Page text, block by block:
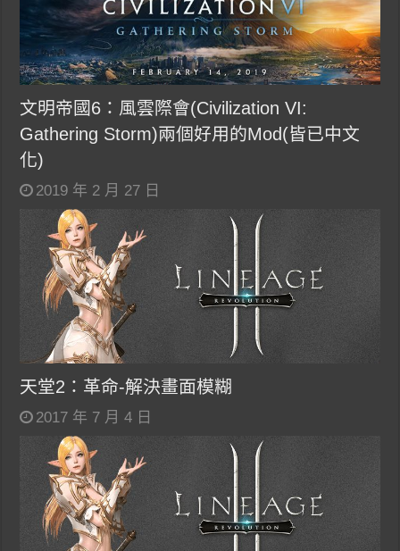
文明帝國6：風雲際會(Civilization VI:
Gathering Storm)兩個好用的Mod(皆已中文
化)
2019 年 2 月 27 日
天堂2：革命-解決畫面模糊
2017 年 7 月 4 日